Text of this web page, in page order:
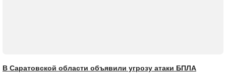
В Саратовской области объявили угрозу атаки БПЛА